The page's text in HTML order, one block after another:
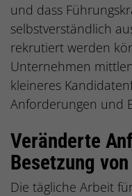
und dass
selbstverständlich
rekrutiert werden
Unternehmen
kleineres
Anforderungen und
Veränderte
Besetzung
Die tägliche Arbeit